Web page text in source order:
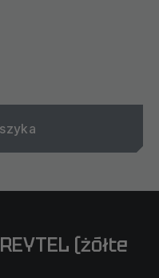
(żółte